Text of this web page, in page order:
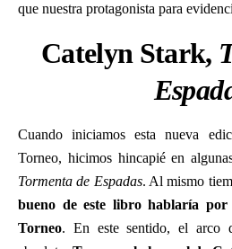
que nuestra protagonista para
Catelyn Stark,
Cuando iniciamos esta nueva
Torneo, hicimos hincapié en
Tormenta de Espadas. Al mismo
bueno de este libro hablaría
Torneo. En este sentido, el arco